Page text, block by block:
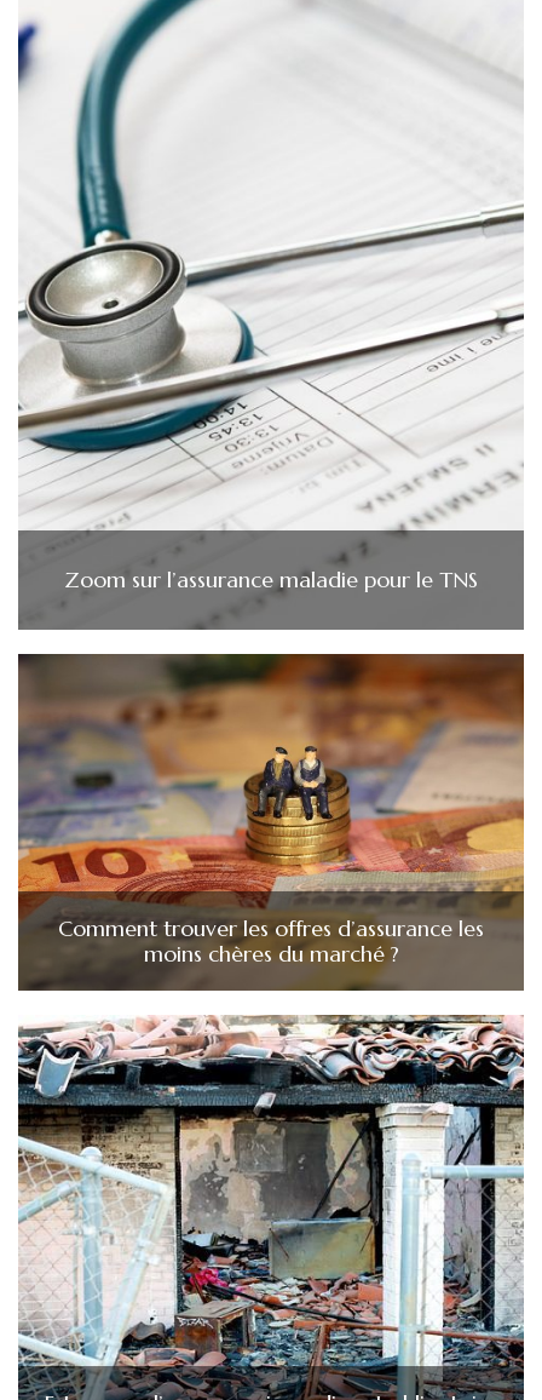
Zoom sur l’assurance maladie pour le TNS
Comment trouver les offres d’assurance les
moins chères du marché ?